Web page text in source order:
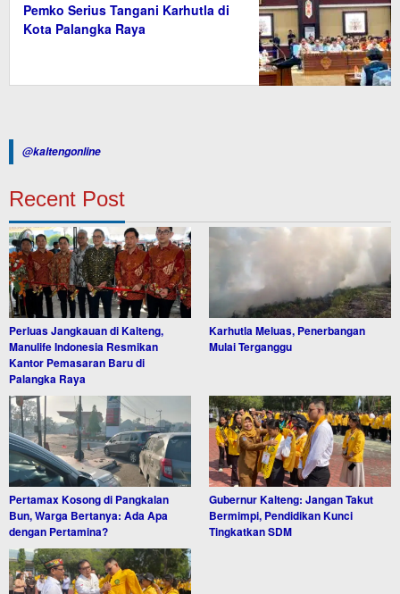
Pemko Serius Tangani Karhutla di
Kota Palangka Raya
@kaltengonline
Recent Post
Perluas Jangkauan di Kalteng,
Manulife Indonesia Resmikan
Kantor Pemasaran Baru di
Palangka Raya
Karhutla Meluas, Penerbangan
Mulai Terganggu
Pertamax Kosong di Pangkalan
Bun, Warga Bertanya: Ada Apa
dengan Pertamina?
Gubernur Kalteng: Jangan Takut
Bermimpi, Pendidikan Kunci
Tingkatkan SDM